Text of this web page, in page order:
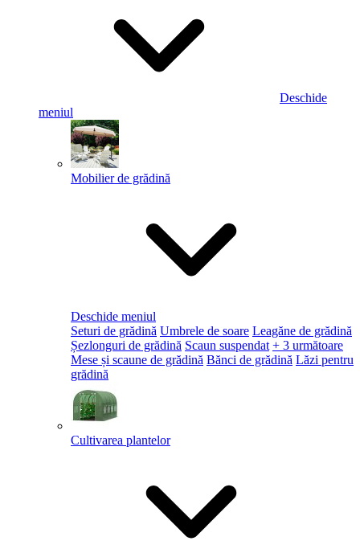
Deschide
meniul
Mobilier de grădină
Deschide meniul
Seturi de grădină Umbrele de soare Leagăne de grădină
Șezlonguri de grădină Scaun suspendat + 3 următoare
Mese și scaune de grădină Bănci de grădină Lăzi pentru
grădină
Cultivarea plantelor